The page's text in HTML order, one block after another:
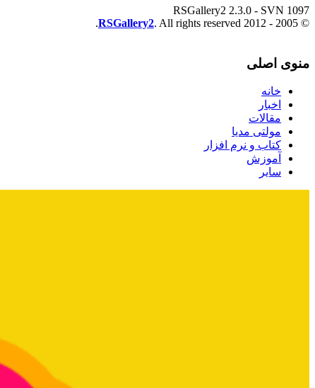
RSGallery2 2.3.0 - SVN 1097
© 2005 - 2012
RSGallery2. All rights reserved.
منوی اصلی
خانه
اخبار
مقالات
مولتی مدیا
کتاب و نرم افزار
آموزش
سایر